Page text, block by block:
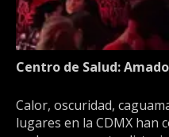
Centro de Salud:
Calor, oscuridad,
lugares en la CDMX han